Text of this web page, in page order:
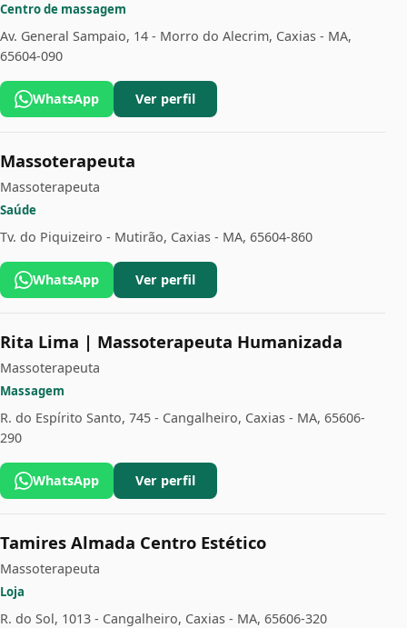
Centro de massagem
Av. General Sampaio, 14 - Morro do Alecrim, Caxias - MA,
65604-090
WhatsApp Ver perfil
Massoterapeuta
Massoterapeuta
Saúde
Tv. do Piquizeiro - Mutirão, Caxias - MA, 65604-860
WhatsApp Ver perfil
Rita Lima | Massoterapeuta Humanizada
Massoterapeuta
Massagem
R. do Espírito Santo, 745 - Cangalheiro, Caxias - MA, 65606-
290
WhatsApp Ver perfil
Tamires Almada Centro Estético
Massoterapeuta
Loja
R. do Sol, 1013 - Cangalheiro, Caxias - MA, 65606-320